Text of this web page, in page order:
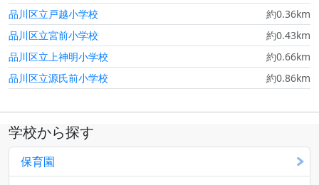
品川区立戸越小学校
約0.36km
品川区立宮前小学校
約0.43km
品川区立上神明小学校
約0.66km
品川区立源氏前小学校
約0.86km
学校から探す
保育園